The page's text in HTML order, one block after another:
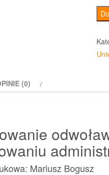
w
(0)
Mariusz Bogusz